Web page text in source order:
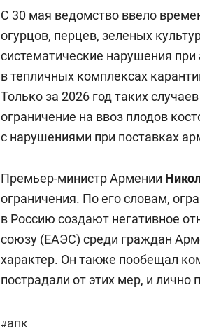
С 30 мая ведомство ввело
огурцов, перцев, зеленых
систематические нарушения
в тепличных комплексах
Только за 2026 год таких
ограничение на ввоз плодов
с нарушениями при поставках
Премьер-министр Армении
ограничения. По его словам,
в Россию создают негативное
союзу (ЕАЭС) среди граждан
характер. Он также пообещал
пострадали от этих мер, и
#апк